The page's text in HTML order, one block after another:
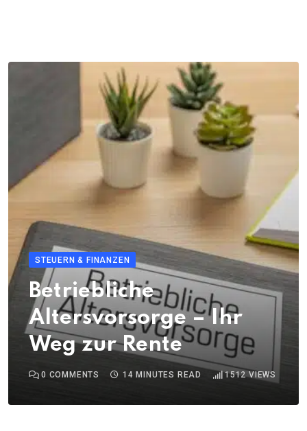
STEUERN & FINANZEN
Betriebliche
Altersvorsorge – Ihr
Weg zur Rente
0 COMMENTS 14 MINUTES READ 1512VIEWS